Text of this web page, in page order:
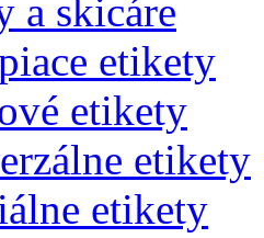
a skicáre
etikety
etikety
etikety
etikety